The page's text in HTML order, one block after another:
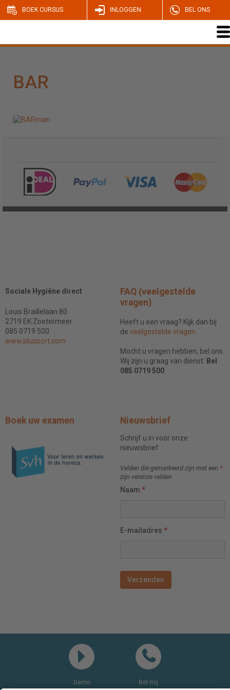
BOEK CURSUS INLOGGEN BEL ONS
BAR
Sociale Hygiëne direct
Louis Braillelaan 80
2719 EK Zoetermeer
085 0719 500
www.plusport.com
FAQ (veelgestelde
vragen)
Heeft u een vraag? Kijk dan bij
de veelgestelde vragen.
Mocht u vragen hebben, bel ons.
Wij zijn u graag van dienst. Bel
085 0719 500
Boek uw examen Nieuwsbrief
Schrijf u in voor onze
nieuwsbrief
Velden die gemarkeerd zijn met een *
zijn vereiste velden
Naam *
E-mailadres *
Demo Bel mij